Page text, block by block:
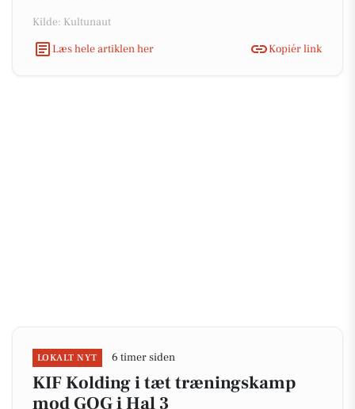
Kilde: Kultunaut
Læs hele artiklen her
Kopiér link
LOKALT NYT 6 timer siden
KIF Kolding i tæt træningskamp
mod GOG i Hal 3